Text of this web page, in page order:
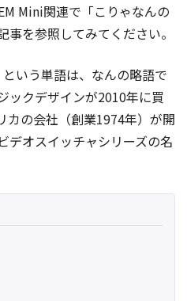
Mini関連で「こりゃなんの
を参照してみてください。
いう単語は、なんの略語で
ックデザインが2010年に買
カの会社（創業1974年）が開
デオスイッチャシリーズの名